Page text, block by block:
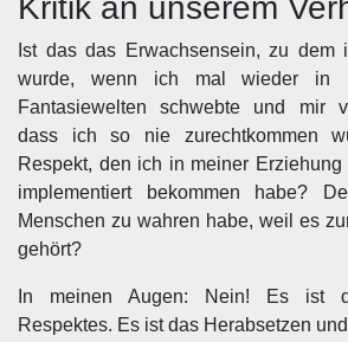
Kritik an unserem
Ist das das Erwachsensein, zu dem
wurde, wenn ich mal wieder in
Fantasiewelten schwebte und mir
dass ich so nie zurechtkommen
Respekt, den ich in meiner
implementiert bekommen habe?
Menschen zu wahren habe, weil es
gehört?
In meinen Augen: Nein! Es ist
Respektes. Es ist das Herabsetzen